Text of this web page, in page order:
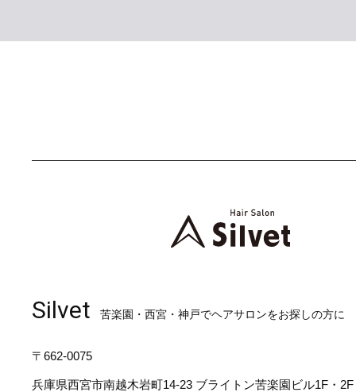
Silvet 苦楽園・西宮・神戸でヘアサロンをお探しの方に
〒662-0075
兵庫県西宮市南越木岩町14-23 ブライトン苦楽園ビル1F・2F